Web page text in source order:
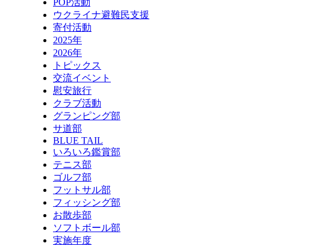
ウクライナ避難民支援
寄付活動
2025年
2026年
トピックス
交流イベント
慰安旅行
クラブ活動
グランピング部
サ道部
BLUE TAIL
いろいろ鑑賞部
テニス部
ゴルフ部
フットサル部
フィッシング部
お散歩部
ソフトボール部
実施年度